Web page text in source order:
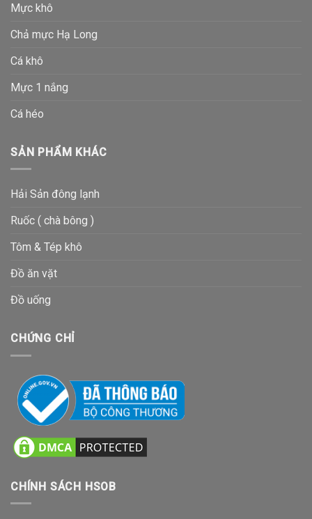
Mực khô
Chả mực Hạ Long
Cá khô
Mực 1 nắng
Cá héo
SẢN PHẨM KHÁC
Hải Sản đông lạnh
Ruốc ( chà bông )
Tôm & Tép khô
Đồ ăn vặt
Đồ uống
CHỨNG CHỈ
CHÍNH SÁCH HSOB